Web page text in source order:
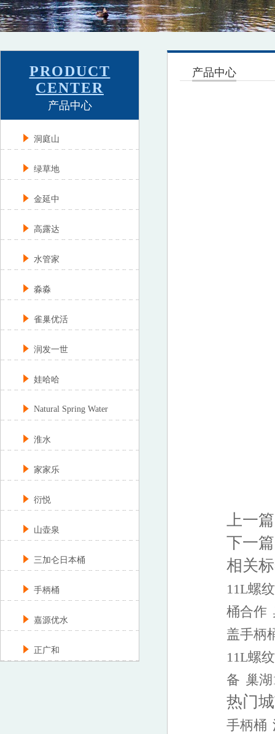
PRODUCT
CENTER
产品中心
洞庭山
绿草地
金延中
高露达
水管家
淼淼
雀巢优活
润发一世
娃哈哈
Natural Spring Water
淮水
家家乐
衍悦
山壶泉
三加仑日本桶
手柄桶
嘉源优水
正广和
产品中心
上一
下一
相关
11L螺
桶合作
盖手柄
11L螺
备 巢
热门
手柄桶